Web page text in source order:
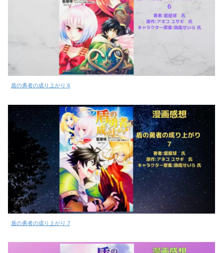
盾の勇者の成り上がり 6
盾の勇者の成り上がり 7